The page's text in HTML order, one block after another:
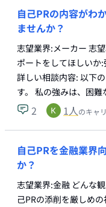
自己PRの内容がわ
ませんか？
志望業界:メーカー 志
ポートをしてほしいか
詳しい相談内容: 以下
す。 私の強みは、困
2 1人のキャ
自己PRを金融業界
か？
志望業界:金融 どんな
己PRの添削を厳しめ